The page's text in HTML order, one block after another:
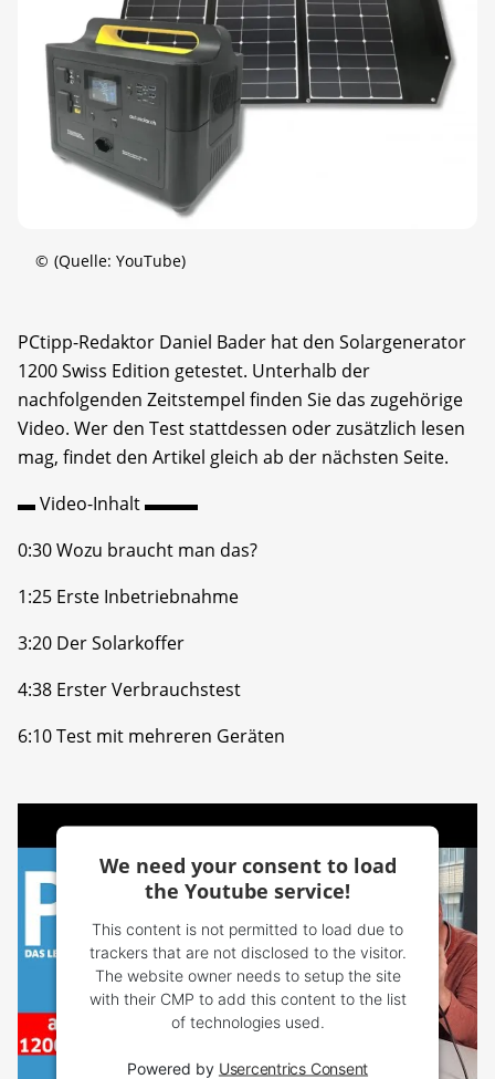
© (Quelle: YouTube)
PCtipp-Redaktor Daniel Bader hat den Solargenerator
1200 Swiss Edition getestet. Unterhalb der
nachfolgenden Zeitstempel finden Sie das zugehörige
Video. Wer den Test stattdessen oder zusätzlich lesen
mag, findet den Artikel gleich ab der nächsten Seite.
▬ Video-Inhalt ▬▬▬
0:30 Wozu braucht man das?
1:25 Erste Inbetriebnahme
3:20 Der Solarkoffer
4:38 Erster Verbrauchstest
6:10 Test mit mehreren Geräten
We need your consent to load
the Youtube service!
This content is not permitted to load due to
trackers that are not disclosed to the visitor.
The website owner needs to setup the site
with their CMP to add this content to the list
of technologies used.
Powered by Usercentrics Consent